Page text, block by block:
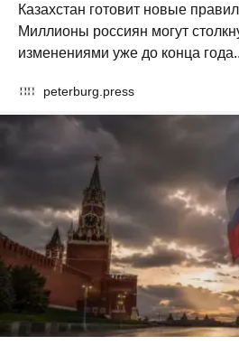
Казахстан готовит новые
Миллионы россиян могут
изменениями уже до конца
peterburg.press